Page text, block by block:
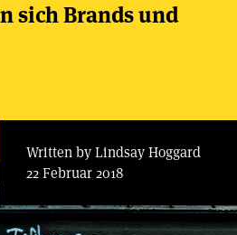
sich Brands und
Written by Lindsay Hoggard
22 Februar 2018